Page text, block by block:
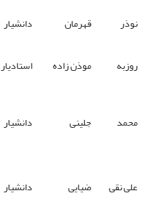
نوذر
قهرمان دانشیار
روزبه موذن زاده استادیار
محمد جلینی دانشیار
علی نقی ضیایی دانشیار